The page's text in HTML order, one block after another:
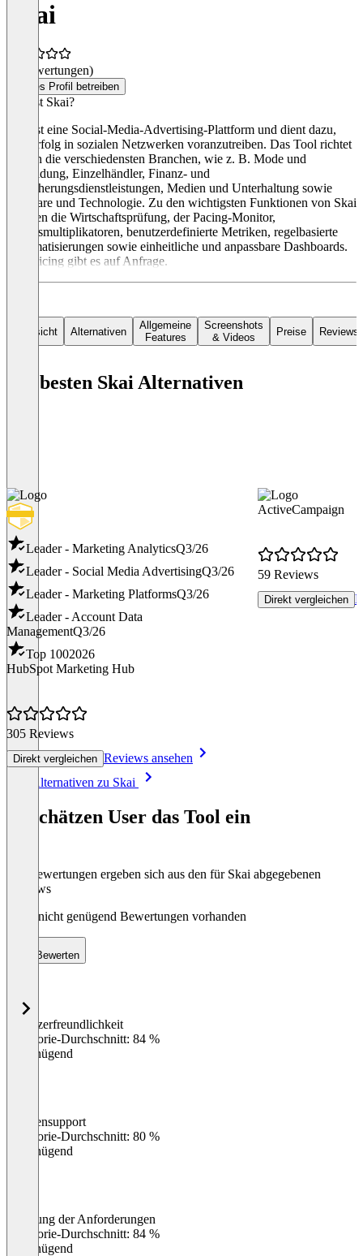
Skai
(0 Bewertungen)
Dieses Profil betreiben
Was ist Skai?
Skai ist eine Social-Media-Advertising-Plattform und dient dazu,
den Erfolg in sozialen Netzwerken voranzutreiben. Das Tool richtet
sich an die verschiedensten Branchen, wie z. B. Mode und
Bekleidung, Einzelhändler, Finanz- und
Versicherungsdienstleistungen, Medien und Unterhaltung sowie
Software und Technologie. Zu den wichtigsten Funktionen von Skai
gehören die Wirtschaftsprüfung, der Pacing-Monitor,
Gebotsmultiplikatoren, benutzerdefinierte Metriken, regelbasierte
Automatisierungen sowie einheitliche und anpassbare Dashboards.
Ein Pricing gibt es auf Anfrage.
Übersicht Alternativen
Allgemeine
Features
Screenshots
& Videos
Preise Reviews
Die besten Skai Alternativen
Leader - Marketing AnalyticsQ3/26
Leader - Social Media AdvertisingQ3/26
Leader - Marketing PlatformsQ3/26
Leader - Account Data
ManagementQ3/26
Top 1002026
HubSpot Marketing Hub
305 Reviews
Direkt vergleichen Reviews ansehen
ActiveCampaign
59 Reviews
Direkt vergleichen
Alle Alternativen zu Skai
So schätzen User das Tool ein
Die Bewertungen ergeben sich aus den für Skai abgegebenen
Reviews
Noch nicht genügend Bewertungen vorhanden
Bewerten
Benutzerfreundlichkeit
Kategorie-Durchschnitt: 84 %
Ungenügend
Kundensupport
Kategorie-Durchschnitt: 80 %
Ungenügend
Erfüllung der Anforderungen
Kategorie-Durchschnitt: 84 %
Ungenügend